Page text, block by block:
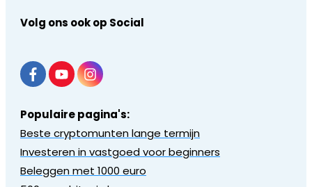
Volg ons ook op Social
Populaire pagina's:
Beste cryptomunten lange termijn
Investeren in vastgoed voor beginners
Beleggen met 1000 euro